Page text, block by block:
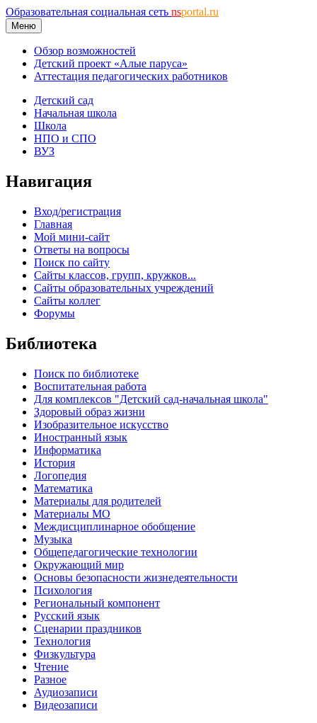
Образовательная социальная сеть nsportal.ru
Меню
Обзор возможностей
Детский проект «Алые паруса»
Аттестация педагогических работников
Детский сад
Начальная школа
Школа
НПО и СПО
ВУЗ
Навигация
Вход/регистрация
Главная
Мой мини-сайт
Ответы на вопросы
Поиск по сайту
Сайты классов, групп, кружков...
Сайты образовательных учреждений
Сайты коллег
Форумы
Библиотека
Поиск по библиотеке
Воспитательная работа
Для комплексов "Детский сад-начальная школа"
Здоровый образ жизни
Изобразительное искусство
Иностранный язык
Информатика
История
Логопедия
Математика
Материалы для родителей
Материалы МО
Междисциплинарное обобщение
Музыка
Общепедагогические технологии
Окружающий мир
Основы безопасности жизнедеятельности
Психология
Региональный компонент
Русский язык
Сценарии праздников
Технология
Физкультура
Чтение
Разное
Аудиозаписи
Видеозаписи